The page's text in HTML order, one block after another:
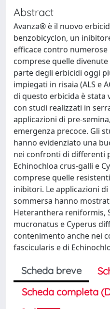
Abstract
Avanza® è il nuovo
benzobicyclon, un
efficace contro
comprese quelle
parte degli erbicidi oggi
impiegati in risaia (ALS e
di questo erbicida è stata
con studi realizzati in
applicazioni di pre-
emergenza precoce. Gli
hanno evidenziato una
nei confronti di differenti
Echinochloa crus-galli e
comprese quelle resistenti
inibitori. Le applicazioni
sommersa hanno
Heteranthera reniformis,
mucronatus e Cyperus
contenimento anche nei
fascicularis e di
Scheda breve
Scheda completa